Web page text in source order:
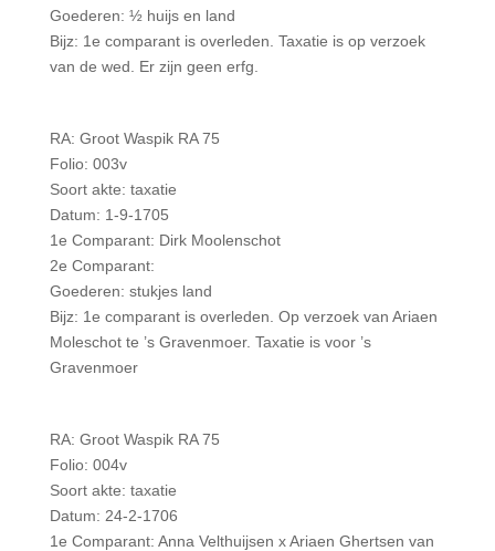
Goederen: ½ huijs en land
Bijz: 1e comparant is overleden. Taxatie is op verzoek
van de wed. Er zijn geen erfg.
RA: Groot Waspik RA 75
Folio: 003v
Soort akte: taxatie
Datum: 1-9-1705
1e Comparant: Dirk Moolenschot
2e Comparant:
Goederen: stukjes land
Bijz: 1e comparant is overleden. Op verzoek van Ariaen
Moleschot te ’s Gravenmoer. Taxatie is voor ’s
Gravenmoer
RA: Groot Waspik RA 75
Folio: 004v
Soort akte: taxatie
Datum: 24-2-1706
1e Comparant: Anna Velthuijsen x Ariaen Ghertsen van